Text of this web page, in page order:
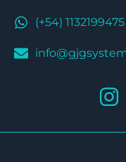
(+54) 1132199475